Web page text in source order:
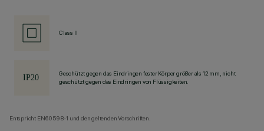
Class II
Geschützt gegen das Eindringen fester Körper größer als 12 mm, nicht
geschützt gegen das Eindringen von Flüssigkeiten.
Entspricht EN60598-1 und den geltenden Vorschriften.